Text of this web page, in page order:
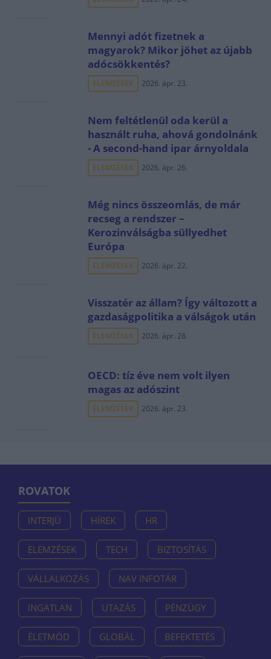
Mennyi adót fizetnek a
magyarok? Mikor jöhet az újabb
adócsökkentés?
ELEMZÉSEK 2026. ápr. 23.
Nem feltétlenül oda kerül a
használt ruha, ahová gondolnánk
- A second-hand ipar árnyoldala
ELEMZÉSEK 2026. ápr. 26.
Még nincs összeomlás, de már
recseg a rendszer –
Kerozinválságba süllyedhet
Európa
ELEMZÉSEK 2026. ápr. 22.
Visszatér az állam? Így változott a
gazdaságpolitika a válságok után
ELEMZÉSEK 2026. ápr. 28.
OECD: tíz éve nem volt ilyen
magas az adószint
ELEMZÉSEK 2026. ápr. 23.
ROVATOK
INTERJÚ HÍREK HR
ELEMZÉSEK TECH BIZTOSÍTÁS
VÁLLALKOZÁS NAV INFOTÁR
INGATLAN UTAZÁS PÉNZÜGY
ÉLETMÓD GLOBÁL BEFEKTETÉS